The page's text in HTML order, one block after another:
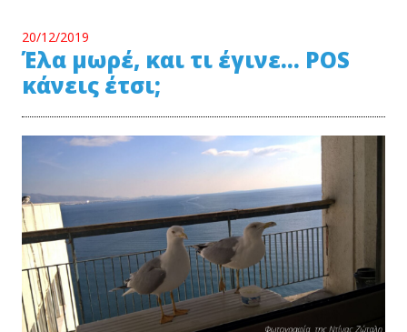
20/12/2019
Έλα μωρέ, και τι έγινε… PΟS
κάνεις έτσι;